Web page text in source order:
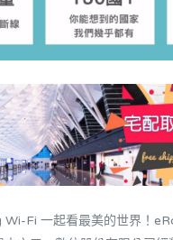
Wi-Fi 一起看最美的世界！